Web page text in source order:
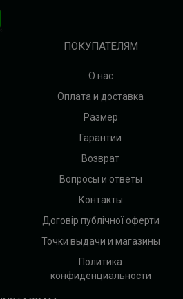
ПОКУПАТЕЛЯМ
О нас
Оплата и доставка
Размер
Гарантии
Возврат
Вопросы и ответы
Контакты
Договір публічної оферти
Точки выдачи и магазины
Политика
конфиденциальности